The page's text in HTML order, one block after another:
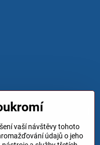
vaší návštěvy tohoto
údajů o jeho